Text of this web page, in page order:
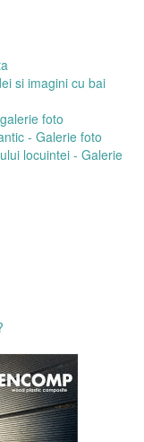
si imagini cu bai
foto
- Galerie foto
locuintei - Galerie